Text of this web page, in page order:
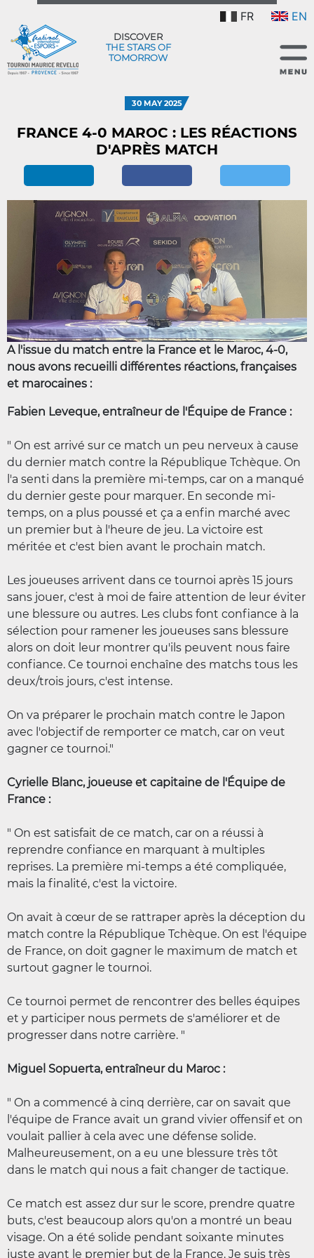
FR EN
DISCOVER
THE STARS OF
TOMORROW
30 MAY 2025
FRANCE 4-0 MAROC : LES RÉACTIONS
D'APRÈS MATCH
A l'issue du match entre la France et le Maroc, 4-0,
nous avons recueilli différentes réactions, françaises
et marocaines :
Fabien Leveque, entraîneur de l'Équipe de France :
" On est arrivé sur ce match un peu nerveux à cause
du dernier match contre la République Tchèque. On
l'a senti dans la première mi-temps, car on a manqué
du dernier geste pour marquer. En seconde mi-
temps, on a plus poussé et ça a enfin marché avec
un premier but à l'heure de jeu. La victoire est
méritée et c'est bien avant le prochain match.
Les joueuses arrivent dans ce tournoi après 15 jours
sans jouer, c'est à moi de faire attention de leur éviter
une blessure ou autres. Les clubs font confiance à la
sélection pour ramener les joueuses sans blessure
alors on doit leur montrer qu'ils peuvent nous faire
confiance. Ce tournoi enchaîne des matchs tous les
deux/trois jours, c'est intense.
On va préparer le prochain match contre le Japon
avec l'objectif de remporter ce match, car on veut
gagner ce tournoi."
Cyrielle Blanc, joueuse et capitaine de l'Équipe de
France :
" On est satisfait de ce match, car on a réussi à
reprendre confiance en marquant à multiples
reprises. La première mi-temps a été compliquée,
mais la finalité, c'est la victoire.
On avait à cœur de se rattraper après la déception du
match contre la République Tchèque. On est l'équipe
de France, on doit gagner le maximum de match et
surtout gagner le tournoi.
Ce tournoi permet de rencontrer des belles équipes
et y participer nous permets de s'améliorer et de
progresser dans notre carrière. "
Miguel Sopuerta, entraîneur du Maroc :
" On a commencé à cinq derrière, car on savait que
l'équipe de France avait un grand vivier offensif et on
voulait pallier à cela avec une défense solide.
Malheureusement, on a eu une blessure très tôt
dans le match qui nous a fait changer de tactique.
Ce match est assez dur sur le score, prendre quatre
buts, c'est beaucoup alors qu'on a montré un beau
visage. On a été solide pendant soixante minutes
juste avant le premier but de la France. Je suis très